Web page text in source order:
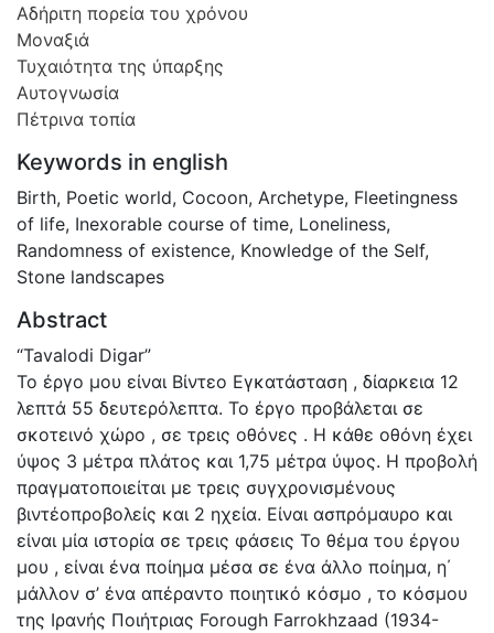
Αδήριτη πορεία του χρόνου
Μοναξιά
Τυχαιότητα της ύπαρξης
Αυτογνωσία
Πέτρινα τοπία
Keywords in english
Birth, Poetic world, Cocoon, Archetype, Fleetingness
of life, Inexorable course of time, Loneliness,
Randomness of existence, Knowledge of the Self,
Stone landscapes
Abstract
“Tavalodi Digar”
Το έργο μου είναι Βίντεο Εγκατάσταση , δίαρκεια 12
λεπτά 55 δευτερόλεπτα. Το έργο προβάλεται σε
σκοτεινό χώρο , σε τρεις οθόνες . Η κάθε οθόνη έχει
ύψος 3 μέτρα πλάτος και 1,75 μέτρα ύψος. Η προβολή
πραγματοποιείται με τρεις συγχρονισμένους
βιντέοπροβολείς και 2 ηχεία. Είναι ασπρόμαυρο και
είναι μία ιστορία σε τρεις φάσεις Το θέμα του έργου
μου , είναι ένα ποίημα μέσα σε ένα άλλο ποίημα, η΄
μάλλον σ’ ένα απέραντο ποιητικό κόσμο , το κόσμου
της Ιρανής Ποιήτριας Forough Farrokhzaad (1934-